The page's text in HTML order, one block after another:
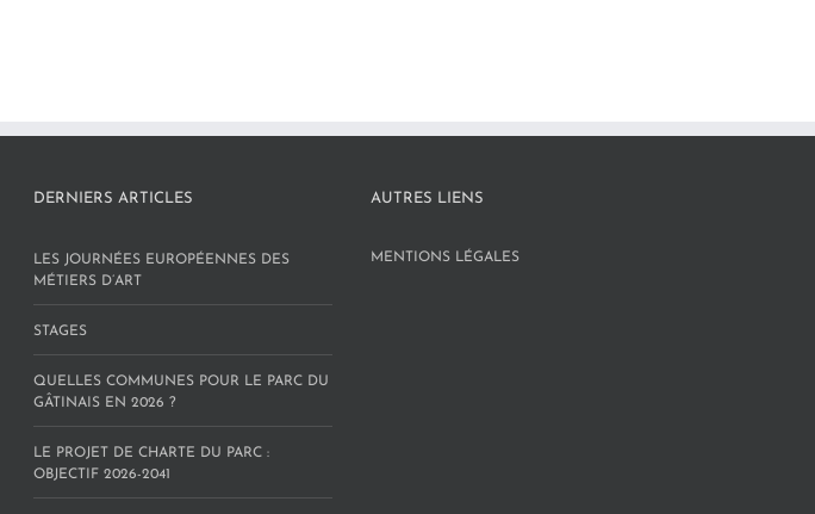
DERNIERS ARTICLES
LES JOURNÉES EUROPÉENNES DES
MÉTIERS D’ART
STAGES
QUELLES COMMUNES POUR LE PARC DU
GÂTINAIS EN 2026 ?
LE PROJET DE CHARTE DU PARC :
OBJECTIF 2026-2041
AUTRES LIENS
MENTIONS LÉGALES